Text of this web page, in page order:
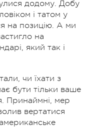
додому. Добу
і татом у
на позицію. А ми
на
який так і
чи їхати з
бути тільки ваше
Принаймні, мер
вертатися